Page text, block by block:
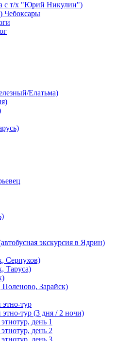
с т/х "Юрий Никулин")
Чебоксары
Елатьма)
экскурсия в Ядрин)
Серпухов)
Таруса)
Зарайск)
тур
тур (3 дня / 2 ночи)
день 1
день 2
день 3